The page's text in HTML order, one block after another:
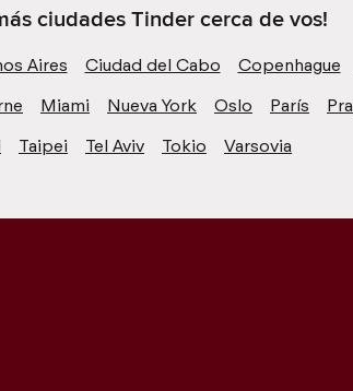
ciudades Tinder cerca de vos!
Aires Ciudad del Cabo Copenhague
Miami Nueva York Oslo París
Taipei Tel Aviv Tokio Varsovia